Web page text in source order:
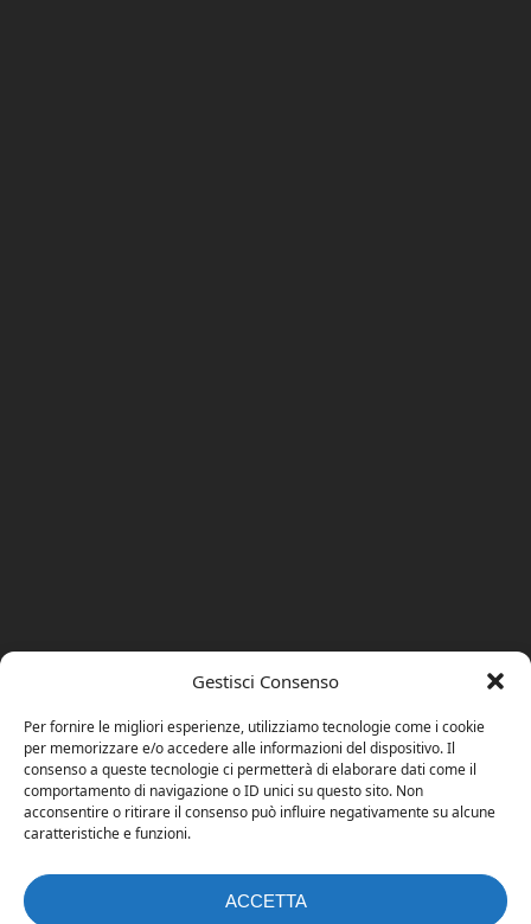
Gestisci Consenso
Per fornire le migliori esperienze, utilizziamo tecnologie come i cookie
per memorizzare e/o accedere alle informazioni del dispositivo. Il
consenso a queste tecnologie ci permetterà di elaborare dati come il
comportamento di navigazione o ID unici su questo sito. Non
acconsentire o ritirare il consenso può influire negativamente su alcune
caratteristiche e funzioni.
ACCETTA